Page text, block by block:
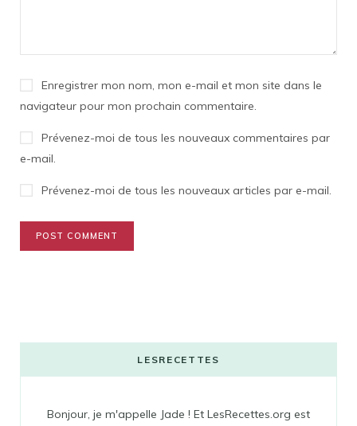
Enregistrer mon nom, mon e-mail et mon site dans le
navigateur pour mon prochain commentaire.
Prévenez-moi de tous les nouveaux commentaires par
e-mail.
Prévenez-moi de tous les nouveaux articles par e-mail.
LESRECETTES
Bonjour, je m'appelle Jade ! Et LesRecettes.org est